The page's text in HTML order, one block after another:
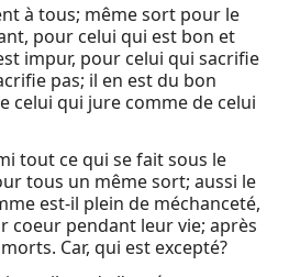
à tous; même sort pour le
pour celui qui est bon et
impur, pour celui qui sacrifie
pas; il en est du bon
celui qui jure comme de celui
tout ce qui se fait sous le
tous un même sort; aussi le
est-il plein de méchanceté,
coeur pendant leur vie; après
Car, qui est excepté?